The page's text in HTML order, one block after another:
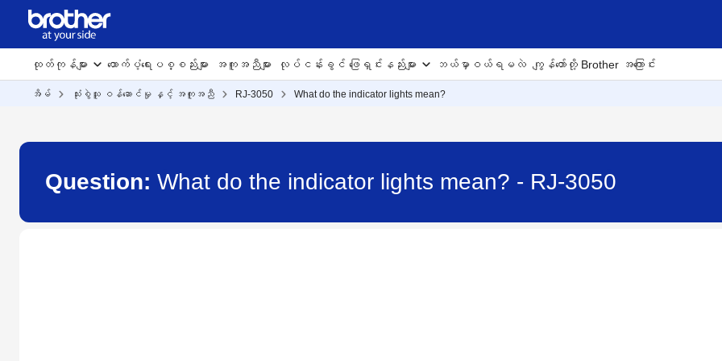
ထုတ်ကုန်များ ထောက်ပံ့ရေးပစ္စည်းများ အကူအညီများ လုပ်ငန်းခွင် ဖြေရှင်းနည်းများ ဘယ်မှာဝယ်ရမလဲ ကျွန်တော်တို့ Brother အကြောင်း
အိမ် သုံးစွဲသူ ဝန်ဆောင်မှု နှင့် အကူအညီ RJ-3050 What do the indicator lights mean?
Question: What do the indicator lights mean? - RJ-3050